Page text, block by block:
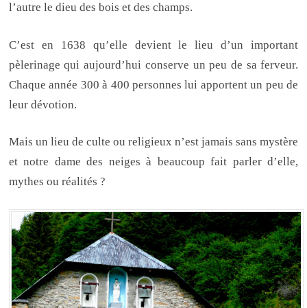
l’autre le dieu des bois et des champs.
C’est en 1638 qu’elle devient le lieu d’un important
pèlerinage qui aujourd’hui conserve un peu de sa ferveur.
Chaque année 300 à 400 personnes lui apportent un peu de
leur dévotion.
Mais un lieu de culte ou religieux n’est jamais sans mystère
et notre dame des neiges à beaucoup fait parler d’elle,
mythes ou réalités ?